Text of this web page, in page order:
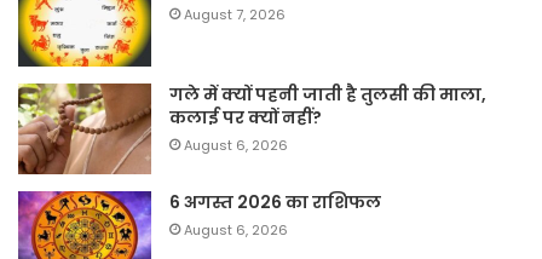
August 7, 2026
गले में क्यों पहनी जाती है तुलसी की माला,
कलाई पर क्यों नहीं?
August 6, 2026
6 अगस्त 2026 का राशिफल
August 6, 2026